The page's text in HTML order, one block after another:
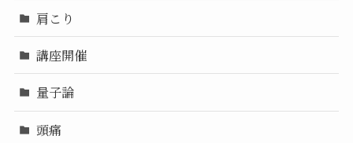
肩こり
講座開催
量子論
頭痛